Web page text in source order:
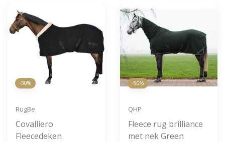
-30%
RugBe
Covalliero
Fleecedeken
-50%
QHP
Fleece rug brilliance
met nek Green